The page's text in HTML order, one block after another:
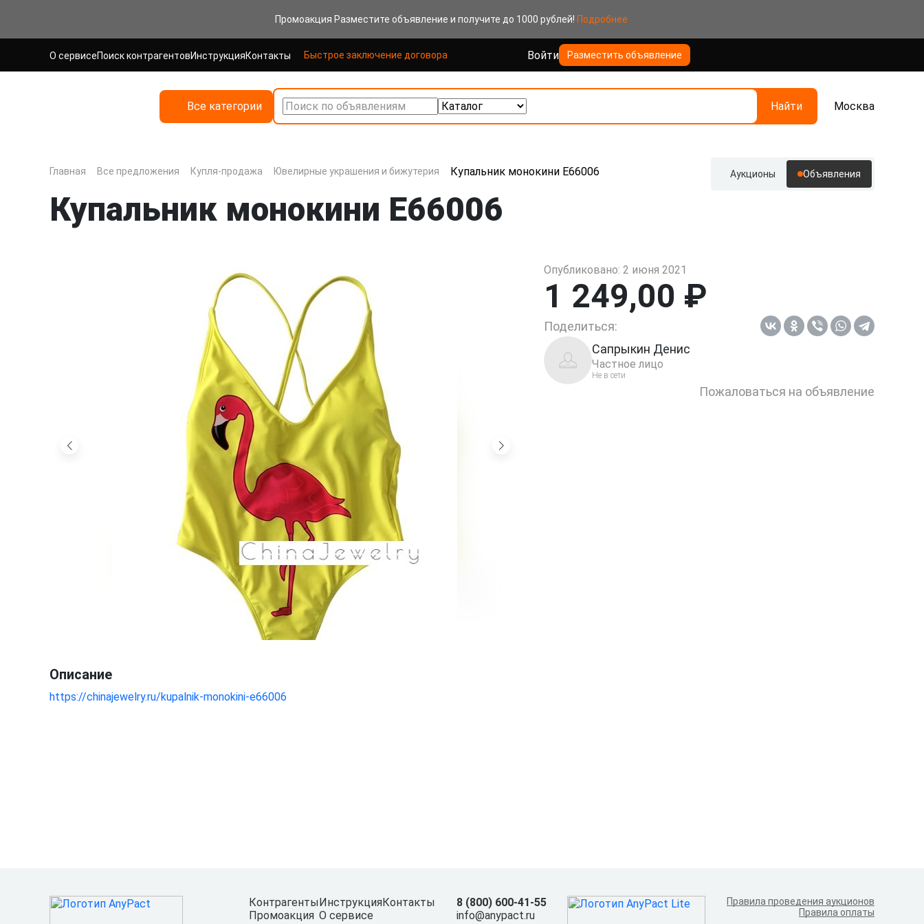
Промоакция Разместите объявление и получите до 1000 рублей! Подробнее
О сервисеПоиск контрагентовИнструкцияКонтакты Быстрое заключение договора Войти Разместить объявление
Все категории Поиск по объявлениям Найти Москва
Главная Все предложения Купля-продажа Ювелирные украшения и бижутерия Купальник монокини E66006 Аукционы Объявления
Купальник монокини E66006
Опубликовано: 2 июня 2021
1 249,00 ₽
Поделиться:
Сапрыкин Денис
Частное лицо
Не в сети
Пожаловаться на объявление
Описание
https://chinajewelry.ru/kupalnik-monokini-e66006
Контрагенты
Промоакция
Инструкция
О сервисе
Контакты
8 (800) 600-41-55
info@anypact.ru
Правила проведения аукционов
Правила оплаты